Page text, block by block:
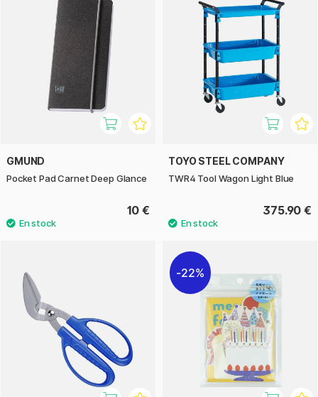
GMUND
Pocket Pad Carnet Deep Glance
10 €
TOYO STEEL COMPANY
TWR4 Tool Wagon Light Blue
375.90 €
22%